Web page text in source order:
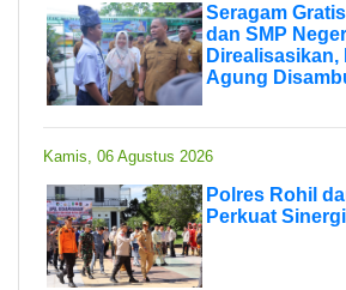
Seragam
dan SMP
Direalisasikan,
Agung
Kamis, 06 Agustus 2026
Polres Rohil
Perkuat